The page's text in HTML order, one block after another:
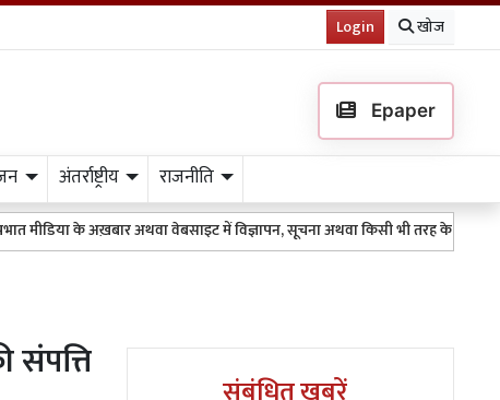
Login खोज
Epaper
अंतर्राष्ट्रीय राजनीति
अथवा वेबसाइट में विज्ञापन, सूचना अथवा किसी भी तरह के प्रकाशन के लिए 9511151254